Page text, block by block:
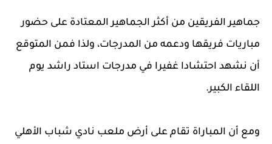
جماهير الفريقين من أكثر الجماهير المعتادة على حضور
مباريات فريقها ودعمه من المدرجات، ولذا فمن المتوقع
أن نشهد احتشادا غفيرا في مدرجات استاد راشد يوم
اللقاء الكبير.
ومع أن المباراة تقام على أرض ملعب نادي شباب الأهلي